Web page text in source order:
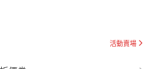
活動賣場